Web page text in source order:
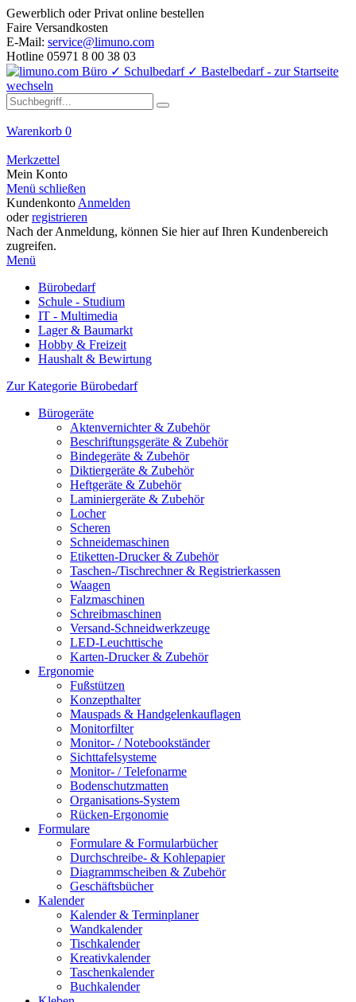
Gewerblich oder Privat online bestellen
Faire Versandkosten
E-Mail: service@limuno.com
Hotline 05971 8 00 38 03
Warenkorb 0
Merkzettel
Mein Konto
Menü schließen
Kundenkonto Anmelden
oderregistrieren
Nach der Anmeldung, können Sie hier auf Ihren Kundenbereich
zugreifen.
Menü
Bürobedarf
Schule - Studium
IT - Multimedia
Lager & Baumarkt
Hobby & Freizeit
Haushalt & Bewirtung
Zur Kategorie Bürobedarf
Bürogeräte
Aktenvernichter & Zubehör
Beschriftungsgeräte & Zubehör
Bindegeräte & Zubehör
Diktiergeräte & Zubehör
Heftgeräte & Zubehör
Laminiergeräte & Zubehör
Locher
Scheren
Schneidemaschinen
Etiketten-Drucker & Zubehör
Taschen-/Tischrechner & Registrierkassen
Waagen
Falzmaschinen
Schreibmaschinen
Versand-Schneidwerkzeuge
LED-Leuchttische
Karten-Drucker & Zubehör
Ergonomie
Fußstützen
Konzepthalter
Mauspads & Handgelenkauflagen
Monitorfilter
Monitor- / Notebookständer
Sichttafelsysteme
Monitor- / Telefonarme
Bodenschutzmatten
Organisations-System
Rücken-Ergonomie
Formulare
Formulare & Formularbücher
Durchschreibe- & Kohlepapier
Diagrammscheiben & Zubehör
Geschäftsbücher
Kalender
Kalender & Terminplaner
Wandkalender
Tischkalender
Kreativkalender
Taschenkalender
Buchkalender